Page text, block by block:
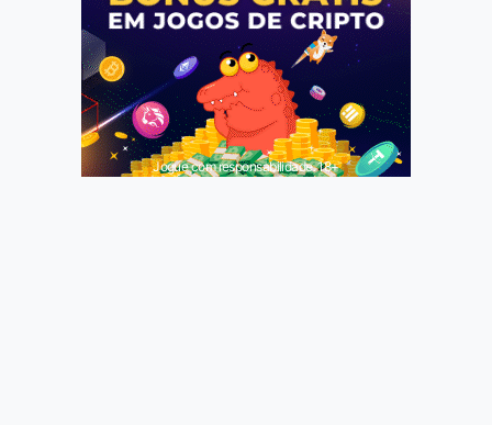
Jogue com responsabilidade. 18+